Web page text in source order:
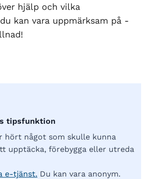
hjälp och vilka
kan vara uppmärksam på -
tipsfunktion
hört något som skulle kunna
upptäcka, förebygga eller utreda
e-tjänst. Du kan vara anonym.